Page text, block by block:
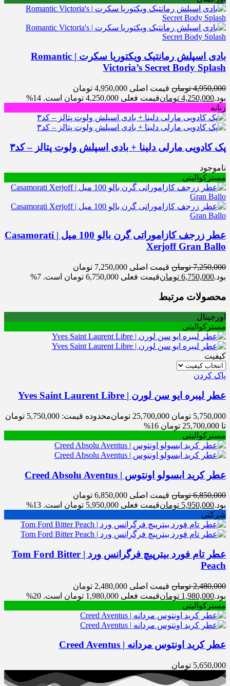
بادی اسپلش رمانتیک ویکتوریا سکرت | Romantic
Victoria’s Secret Body Splash
4,950,000 تومان
قیمت اصلی 4,950,000 تومان
بود.4,250,000 تومانقیمت فعلی 4,250,000 تومان است.
14%
زنانه
پک کادویی مارلی دلینا + بادی اسپلش ولوت پتالز – کد۳
ناموجود
مسترکوالیتی
عطر زرجف کازاموراتی گرن بالو 100 میل | Casamorati
Xerjoff Gran Ballo
7,250,000 تومان
قیمت اصلی 7,250,000 تومان
بود.6,750,000 تومانقیمت فعلی 6,750,000 تومان است. 7%
محصولات مرتبط
اورجینال
مسترکوالیتی
کیفیت
پاک کردن
عطر لیبره ایو سن لورن | Yves Saint Laurent Libre
5,750,000 تومان 25,700,000 تومان
محدوده قیمت: 5,750,000 تومان
تا 25,700,000 تومان
16%
مسترکوالیتی
عطر کرید ابسولو اونتوس | Creed Absolu Aventus
6,850,000 تومان
قیمت اصلی 6,850,000 تومان
بود.5,950,000 تومانقیمت فعلی 5,950,000 تومان است.
13%
شرکتی
عطر تام فورد بیترپیچ فرگرانس ورد | Tom Ford Bitter
Peach
2,480,000 تومان
قیمت اصلی 2,480,000 تومان
بود.1,980,000 تومانقیمت فعلی 1,980,000 تومان است.
20%
مسترکوالیتی
عطر کرید اونتوس مردانه | Creed Aventus
5,650,000 تومان